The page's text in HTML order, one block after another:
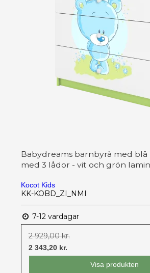
Babydreams barnbyrå med
med 3 lådor - vit och grön
Kocot Kids
KK-KOBD_ZI_NMI
7-12 vardagar
2 929,00 kr.
2 343,20 kr.
Visa produkten